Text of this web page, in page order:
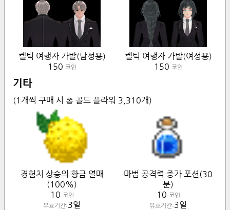
켈틱 여행자 가발(남성용)
150 코인
켈틱 여행자 가발(여성용)
150 코인
기타
(1개씩 구매 시 총 골드 플라워 3,310개)
경험치 상승의 황금 열매
(100%)
10 코인
유효기간:3일
마법 공격력 증가 포션(30
분)
10 코인
유효기간:3일